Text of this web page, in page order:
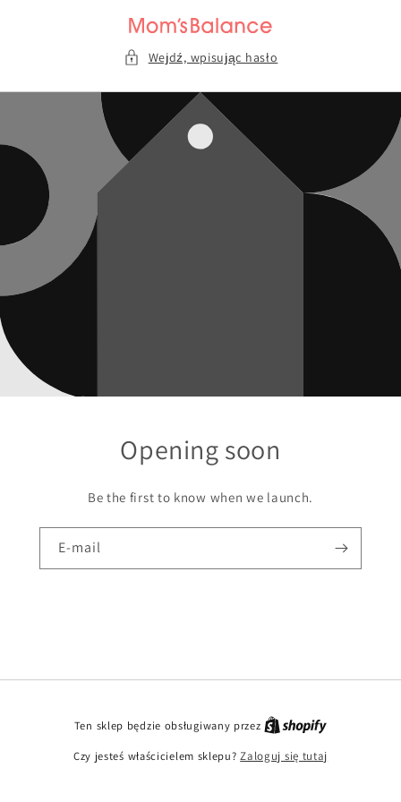
Wejdź, wpisując hasło
Opening soon
Be the first to know when we launch.
E-mail
Ten sklep będzie obsługiwany przez
Czy jesteś właścicielem sklepu?Zaloguj się tutaj